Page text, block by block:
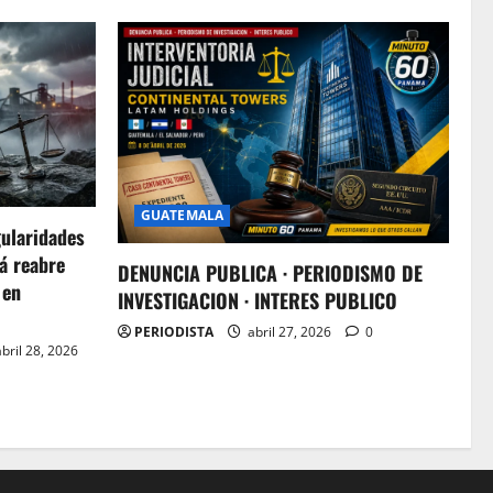
reabre
28, 2026
GUATEMALA
DENUNCIA PUBLICA · PERIODISMO DE
INVESTIGACION · INTERES PUBLICO
PERIODISTA abril 27, 2026 0